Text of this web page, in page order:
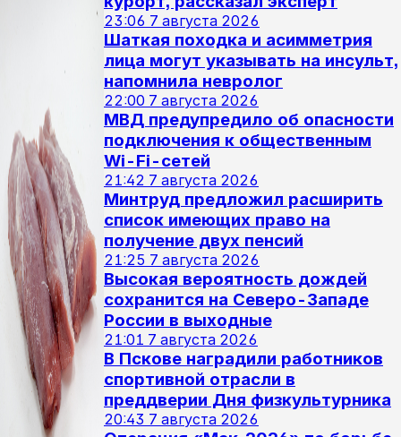
23:06 7 августа 2026
Шаткая походка и асимметрия
лица могут указывать на инсульт,
напомнила невролог
22:00 7 августа 2026
МВД предупредило об опасности
подключения к общественным
Wi-Fi-сетей
21:42 7 августа 2026
Минтруд предложил расширить
список имеющих право на
получение двух пенсий
21:25 7 августа 2026
Высокая вероятность дождей
сохранится на Северо-Западе
России в выходные
21:01 7 августа 2026
В Пскове наградили работников
спортивной отрасли в
преддверии Дня физкультурника
20:43 7 августа 2026